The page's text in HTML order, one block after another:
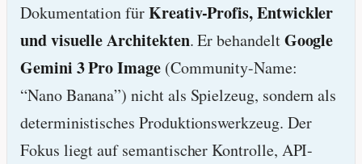
Dokumentation fürKreativ-Profis, Entwickler
und visuelle Architekten. Er behandeltGoogle
Gemini 3 Pro Image(Community-Name:
“Nano Banana”) nicht als Spielzeug, sondern als
deterministisches Produktionswerkzeug. Der
Fokus liegt auf semantischer Kontrolle, API-